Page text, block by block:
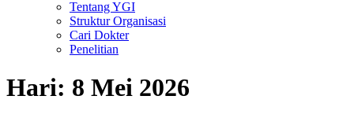
Tentang YGI
Struktur Organisasi
Cari Dokter
Penelitian
Hari: 8 Mei 2026